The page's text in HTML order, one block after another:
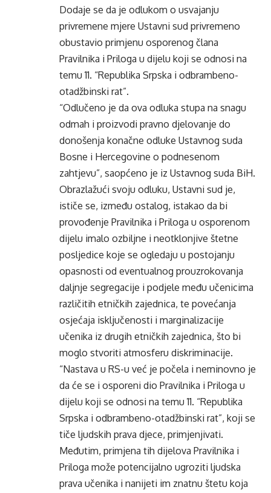
Dodaje se da je odlukom o usvajanju
privremene mjere Ustavni sud privremeno
obustavio primjenu osporenog člana
Pravilnika i Priloga u dijelu koji se odnosi na
temu 11. “Republika Srpska i odbrambeno-
otadžbinski rat”.
“Odlučeno je da ova odluka stupa na snagu
odmah i proizvodi pravno djelovanje do
donošenja konačne odluke Ustavnog suda
Bosne i Hercegovine o podnesenom
zahtjevu”, saopćeno je iz Ustavnog suda BiH.
Obrazlažući svoju odluku, Ustavni sud je,
ističe se, između ostalog, istakao da bi
provođenje Pravilnika i Priloga u osporenom
dijelu imalo ozbiljne i neotklonjive štetne
posljedice koje se ogledaju u postojanju
opasnosti od eventualnog prouzrokovanja
daljnje segregacije i podjele među učenicima
različitih etničkih zajednica, te povećanja
osjećaja isključenosti i marginalizacije
učenika iz drugih etničkih zajednica, što bi
moglo stvoriti atmosferu diskriminacije.
“Nastava u RS-u već je počela i neminovno je
da će se i osporeni dio Pravilnika i Priloga u
dijelu koji se odnosi na temu 11. “Republika
Srpska i odbrambeno-otadžbinski rat”, koji se
tiče ljudskih prava djece, primjenjivati.
Međutim, primjena tih dijelova Pravilnika i
Priloga može potencijalno ugroziti ljudska
prava učenika i nanijeti im znatnu štetu koja